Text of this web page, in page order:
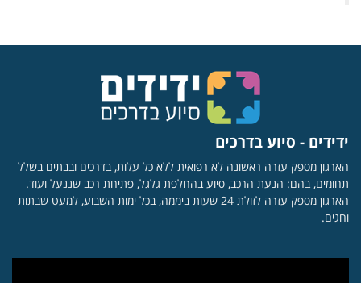
ידידים - סיוע בדרכים
הארגון מספק עזרה ראשונה לא רפואית ללא כל עלות, בדרכים ובבתים בשלל
תחומים, בהם: הנעת הרכב, סיוע בהחלפת גלגל, פתיחת רכב שננעל ועוד.
הארגון מספק עזרה לזולת 24 שעות ביממה, בכל ימות השבוע, למעט שבתות
וחגים.